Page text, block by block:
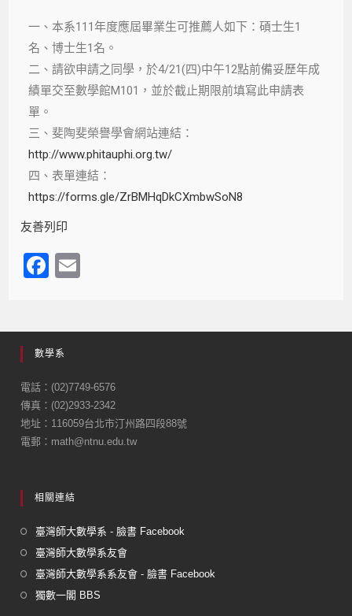
一、本系111年度應屆畢業生可推薦人如下：碩士生1
名、博士生1名。
二、請欲申請之同學，於4/21(四)中午12點前備妥歷年成
績單交至數學館M101，並於截止期限前填寫此申請表
單。
三、斐陶斐榮譽學會網站連結：
http://www.phitauphi.org.tw/
四、表單連結：
https://forms.gle/ZrBMHqDkCXmbwSoN8
友善列印
F
e
b
o
o
k
數學系
電話：(02)7749-6576
傳真：(02)2933-2342
地址：116059台北市汀州路四段88號
電郵：math@ntnu.edu.tw
相關連結
臺灣師大數學系 - 臉書 Facebook
臺灣師大數學系友會
臺灣師大數學系系友會 - 臉書 Facebook
獨數一閣 BBS